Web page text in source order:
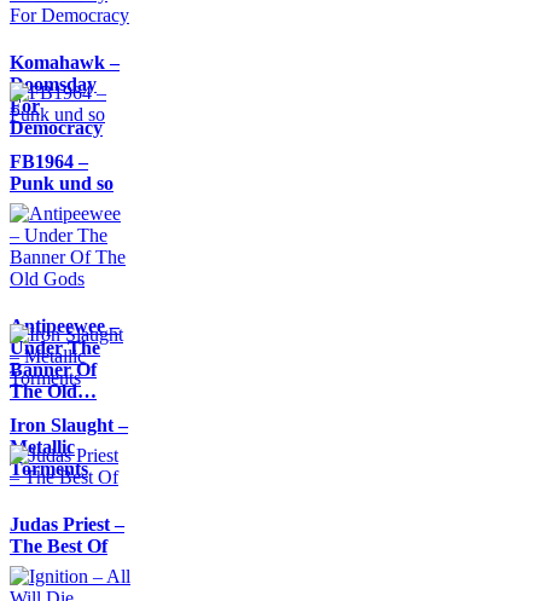
Komahawk –
Doomsday
For
Democracy
FB1964 –
Punk und so
Antipeewee –
Under The
Banner Of
The Old…
Iron Slaught –
Metallic
Torments
Judas Priest –
The Best Of